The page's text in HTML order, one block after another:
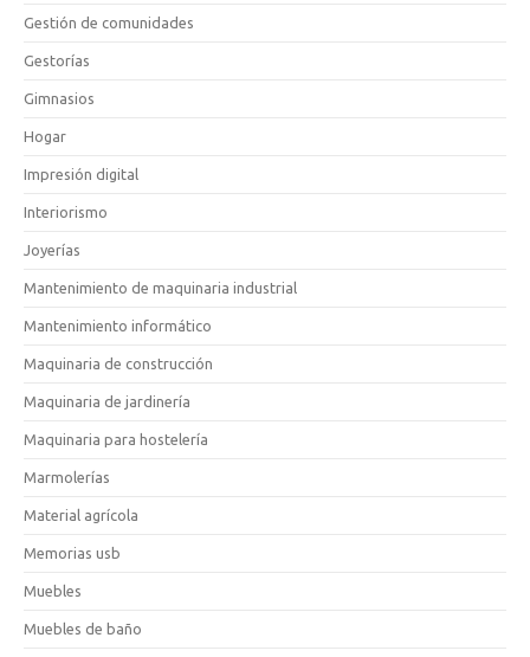
Gestión de comunidades
Gestorías
Gimnasios
Hogar
Impresión digital
Interiorismo
Joyerías
Mantenimiento de maquinaria industrial
Mantenimiento informático
Maquinaria de construcción
Maquinaria de jardinería
Maquinaria para hostelería
Marmolerías
Material agrícola
Memorias usb
Muebles
Muebles de baño